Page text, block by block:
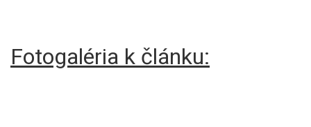
Fotogaléria k článku: